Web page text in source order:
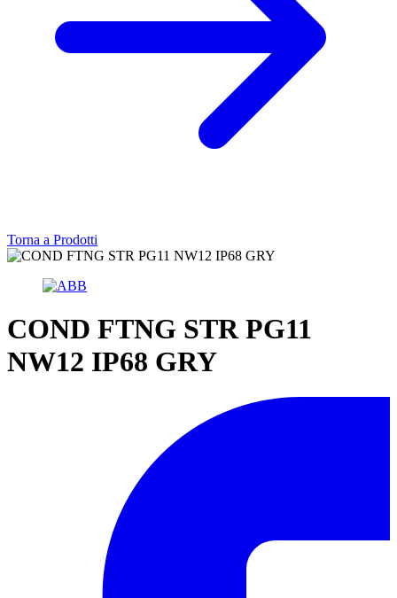
Torna a Prodotti
COND FTNG STR PG11
NW12 IP68 GRY